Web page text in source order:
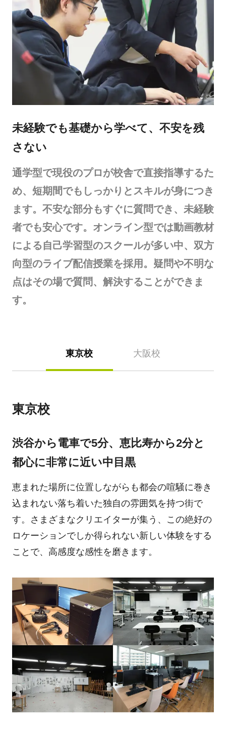
未経験でも基礎から学べて、不安を残
さない
通学型で現役のプロが校舎で直接指導するた
め、短期間でもしっかりとスキルが身につき
ます。不安な部分もすぐに質問でき、未経験
者でも安心です。オンライン型では動画教材
による自己学習型のスクールが多い中、双方
向型のライブ配信授業を採用。疑問や不明な
点はその場で質問、解決することができま
す。
東京校 大阪校
東京校
渋谷から電車で5分、恵比寿から2分と
都心に非常に近い中目黒
恵まれた場所に位置しながらも都会の喧騒に巻き
込まれない落ち着いた独自の雰囲気を持つ街で
す。さまざまなクリエイターが集う、この絶好の
ロケーションでしか得られない新しい体験をする
ことで、高感度な感性を磨きます。